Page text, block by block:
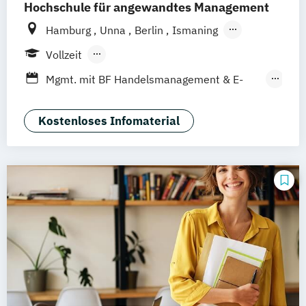
Hochschule für angewandtes Management
Hamburg Unna Berlin
Ismaning
Mannheim
Stuttgart
Vollzeit
Berufsbegleitendes Präsenzstudium
Mgmt. mit BF Handelsmanagement & E-
Social Media Studies Sportmanagement
Kostenloses Infomaterial